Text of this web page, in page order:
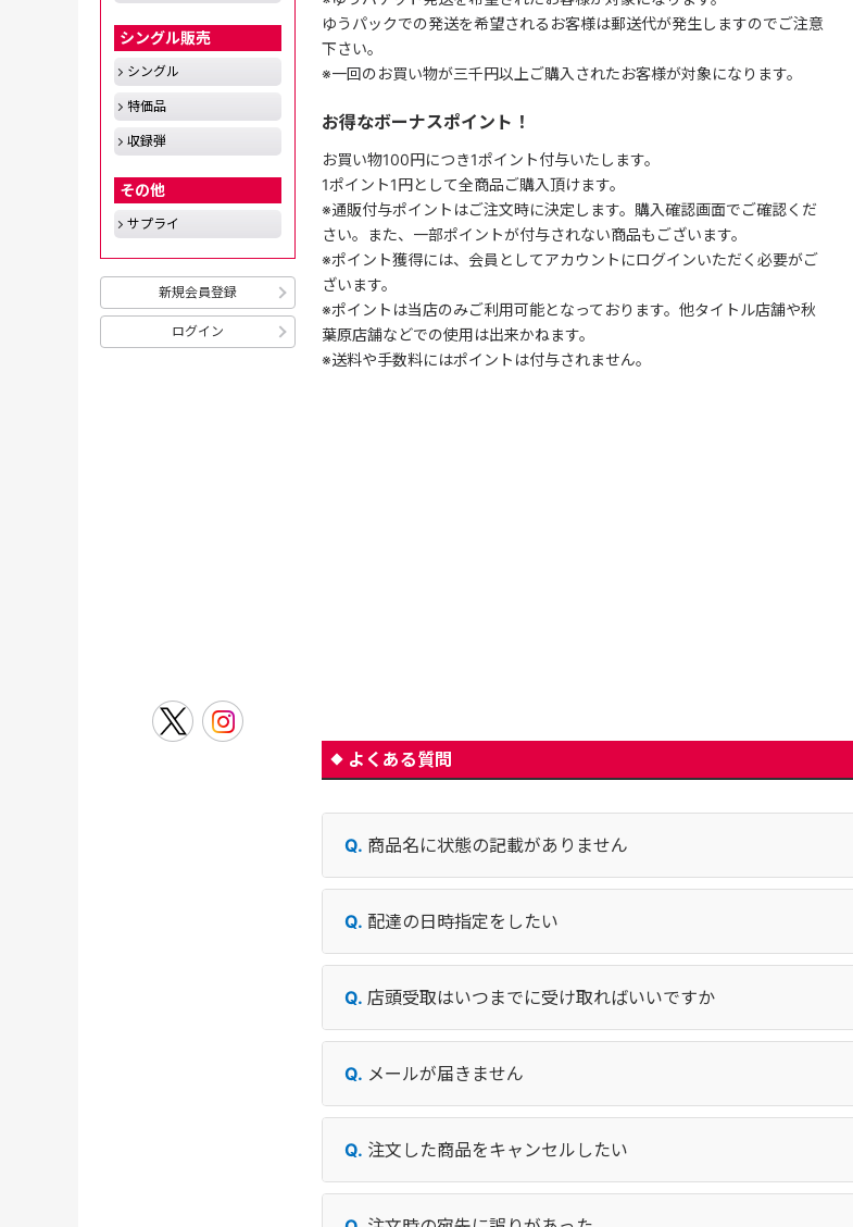
ゆうパックでの発送を希望されるお客様は郵送代が発生しますのでご注意
下さい。
※一回のお買い物が三千円以上ご購入されたお客様が対象になります。
お得なボーナスポイント！
お買い物100円につき1ポイント付与いたします。
1ポイント1円として全商品ご購入頂けます。
※通販付与ポイントはご注文時に決定します。購入確認画面でご確認くだ
さい。また、一部ポイントが付与されない商品もございます。
※ポイント獲得には、会員としてアカウントにログインいただく必要がご
ざいます。
※ポイントは当店のみご利用可能となっております。他タイトル店舗や秋
葉原店舗などでの使用は出来かねます。
※送料や手数料にはポイントは付与されません。
よくある質問
商品名に状態の記載がありません
配達の日時指定をしたい
店頭受取はいつまでに受け取ればいいですか
メールが届きません
注文した商品をキャンセルしたい
シングル販売
シングル
特価品
収録弾
その他
サプライ
新規会員登録
ログイン